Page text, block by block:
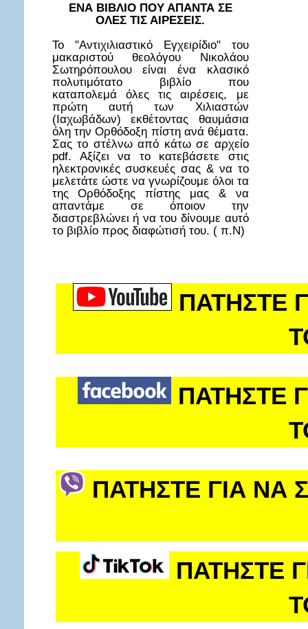
ΕΝΑ ΒΙΒΛΙΟ ΠΟΥ ΑΠΑΝΤΑ ΣΕ
ΟΛΕΣ ΤΙΣ ΑΙΡΕΣΕΙΣ.
Το "Αντιχιλιαστικό Εγχειρίδιο" του
μακαριστού θεολόγου Νικολάου
Σωτηρόπουλου είναι ένα κλασικό
πολυτιμότατο βιβλίο που
καταπολεμά όλες τις αιρέσεις, με
πρώτη αυτή των Χιλιαστών
(Ιαχωβάδων) εκθέτοντας θαυμάσια
όλη την Ορθόδοξη πίστη ανά θέματα.
Σας το στέλνω από κάτω σε αρχείο
pdf. Αξίζει να το κατεβάσετε στις
ηλεκτρονικές συσκευές σας & να το
μελετάτε ώστε να γνωρίζουμε όλοι τα
της Ορθόδοξης πίστης μας & να
απαντάμε σε όποιον την
διαστρεβλώνει ή να του δίνουμε αυτό
το βιβλίο προς διαφώτισή του. ( π.Ν)
ΠΑΤΗΣΤΕ
ΠΑΤΗΣΤΕ
ΠΑΤΗΣΤΕ ΓΙΑ ΝΑ
ΠΑΤΗΣΤΕ